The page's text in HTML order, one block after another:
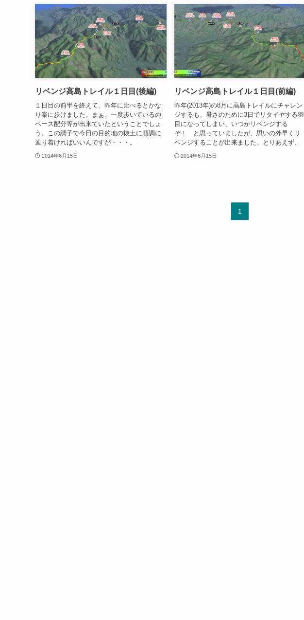
リベンジ高島トレイル１日目(後編)
１日目の前半を終えて、昨年に比べるとかな
り楽に歩けました。まぁ、一度歩いているの
ペース配分等が出来ていたということでしょ
う。この調子で今日の目的地の抜土に順調に
辿り着ければいいんですが・・・。
2014年6月15日
リベンジ高島トレイル１日目(前編)
昨年(2013年)の8月に高島トレイルにチャレン
ジするも、暑さのために3日でリタイヤする羽
目になってしまい、いつかリベンジする
ぞ！ と思っていましたが、思いの外早くリ
ベンジすることが出来ました。とりあえず、
2014年6月15日
1